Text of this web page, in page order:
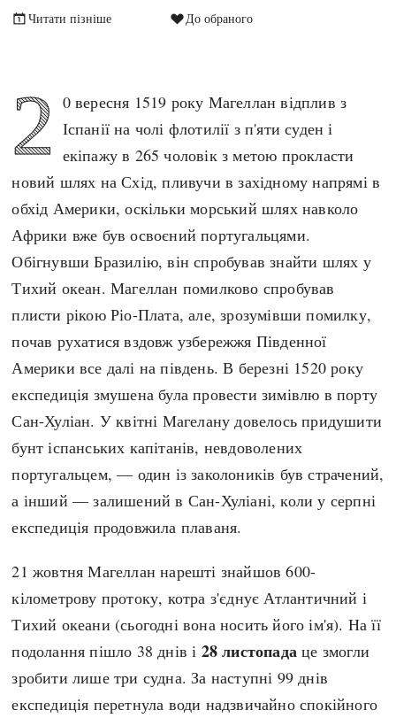
Культура і мистецтво
Людина і суспільство
Наука, освіта і техніка
Особистості
Подорожі і відкриття
Політика
Релігія
Розваги і дозвілля
Спорт
Чудеса світу
ЗНО
Регіони
Австралія
Азія
Америка
А(нта)рктика
Африка
Хронологія
Античні часи
Темні віки
Високе Середньовіччя
Пізнє Середньовіччя
Нова історія
Новітня історія
Наш час
Індекси
Нові статті
Популярні статті
Всі статті
Визначальні події
#Хештеги
Читати пізніше
До обраного
2 0 вересня 1519 року Магеллан відплив з
Іспанії на чолі флотилії з п'яти суден і
екіпажу в 265 чоловік з метою прокласти
новий шлях на Схід, пливучи в західному напрямі в
обхід Америки, оскільки морський шлях навколо
Африки вже був освоєний португальцями.
Обігнувши Бразилію, він спробував знайти шлях у
Тихий океан. Магеллан помилково спробував
плисти рікою Ріо-Плата, але, зрозумівши помилку,
почав рухатися вздовж узбережжя Південної
Америки все далі на південь. В березні 1520 року
експедиція змушена була провести зимівлю в порту
Сан-Хуліан. У квітні Магелану довелось придушити
бунт іспанських капітанів, невдоволених
португальцем, — один із заколоників був страчений,
а інший — залишений в Сан-Хуліані, коли у серпні
експедиція продовжила плаваня.
21 жовтня Магеллан нарешті знайшов 600-
кілометрову протоку, котра з'єднує Атлантичний і
Тихий океани (сьогодні вона носить його ім'я). На її
подолання пішло 38 днів і 28 листопада це змогли
зробити лише три судна. За наступні 99 днів
експедиція перетнула води надзвичайно спокійного